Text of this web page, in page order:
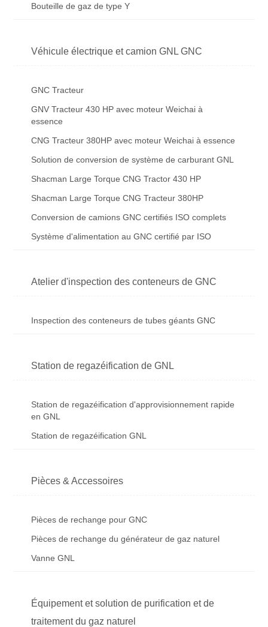
Bouteille de gaz de type Y
Véhicule électrique et camion GNL GNC
GNC Tracteur
GNV Tracteur 430 HP avec moteur Weichai à
essence
CNG Tracteur 380HP avec moteur Weichai à essence
Solution de conversion de système de carburant GNL
Shacman Large Torque CNG Tractor 430 HP
Shacman Large Torque CNG Tracteur 380HP
Conversion de camions GNC certifiés ISO complets
Système d'alimentation au GNC certifié par ISO
Atelier d'inspection des conteneurs de GNC
Inspection des conteneurs de tubes géants GNC
Station de regazéification de GNL
Station de regazéification d'approvisionnement rapide
en GNL
Station de regazéification GNL
Pièces & Accessoires
Pièces de rechange pour GNC
Pièces de rechange du générateur de gaz naturel
Vanne GNL
Équipement et solution de purification et de
traitement du gaz naturel